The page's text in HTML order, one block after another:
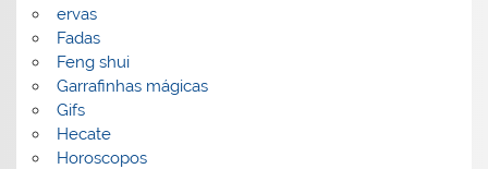
ervas
Fadas
Feng shui
Garrafinhas mágicas
Gifs
Hecate
Horoscopos